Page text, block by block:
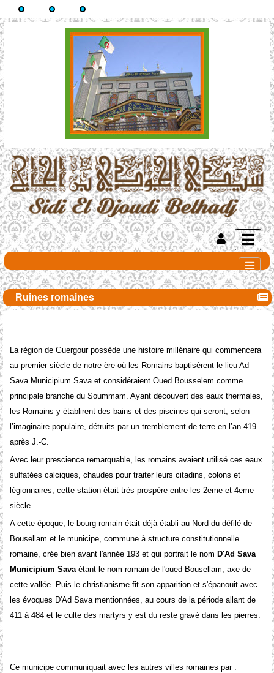
Ruines romaines
La région de Guergour possède une histoire millénaire qui commencera
au premier siècle de notre ère où les Romains baptisèrent le lieu Ad
Sava Municipium Sava et considéraient Oued Bousselem comme
principale branche du Soummam. Ayant découvert des eaux thermales,
les Romains y établirent des bains et des piscines qui seront, selon
l’imaginaire populaire, détruits par un tremblement de terre en l’an 419
après J.-C.
Avec leur prescience remarquable, les romains avaient utilisé ces eaux
sulfatées calciques, chaudes pour traiter leurs citadins, colons et
légionnaires, cette station était très prospère entre les 2eme et 4eme
siècle.
A cette époque, le bourg romain était déjà établi au Nord du défilé de
Bousellam et le municipe, commune à structure constitutionnelle
romaine, crée bien avant l'année 193 et qui portrait le nom D'Ad Sava
Municipium Savaétant le nom romain de l'oued Bousellam, axe de
cette vallée. Puis le christianisme fit son apparition et s'épanouit avec
les évoques D'Ad Sava mentionnées, au cours de la période allant de
411 à 484 et le culte des martyrs y est du reste gravé dans les pierres.
Ce municipe communiquait avec les autres villes romaines par :